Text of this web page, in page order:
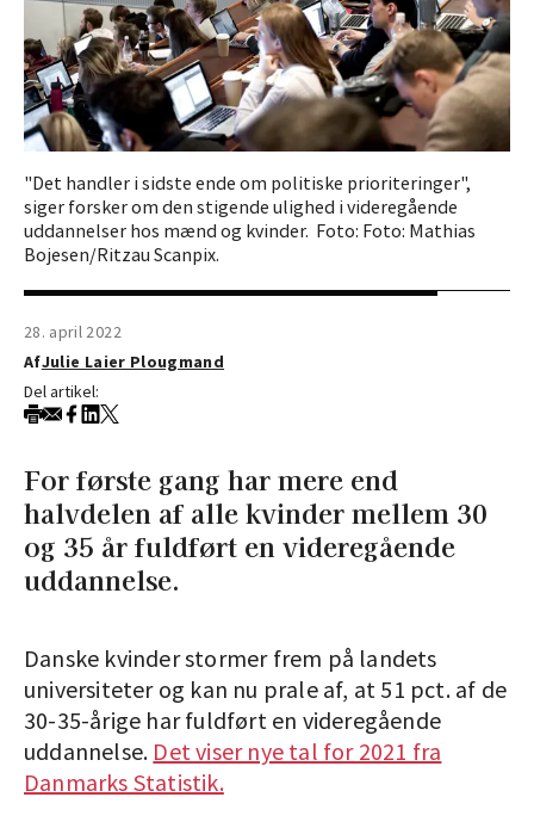
"Det handler i sidste ende om politiske prioriteringer",
siger forsker om den stigende ulighed i videregående
uddannelser hos mænd og kvinder. Foto: Foto: Mathias
Bojesen/Ritzau Scanpix.
28. april 2022
AfJulie Laier Plougmand
Del artikel:
For første gang har mere end
halvdelen af alle kvinder mellem 30
og 35 år fuldført en videregående
uddannelse.
Danske kvinder stormer frem på landets
universiteter og kan nu prale af, at 51 pct. af de
30-35-årige har fuldført en videregående
uddannelse. Det viser nye tal for 2021 fra
Danmarks Statistik.